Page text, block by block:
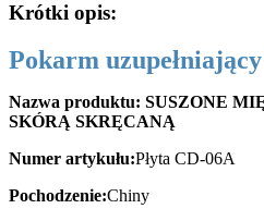
Krótki opis:
Pokarm
Nazwa produktu: SUSZONE
SKÓRĄ SKRĘCANĄ
Numer artykułu:Płyta CD-06A
Pochodzenie:Chiny